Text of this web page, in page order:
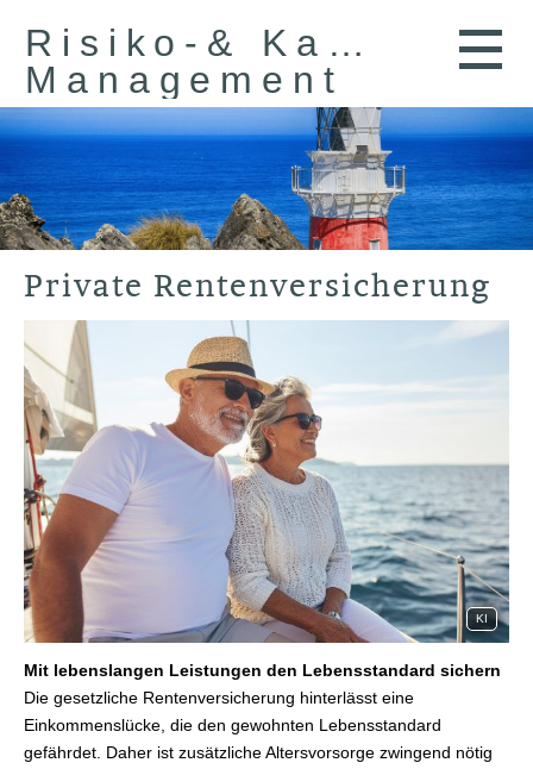
Risiko-& Kapital-
Management
Private Rentenversicherung
KI
Mit lebenslangen Leistungen den Lebensstandard sichern
Die gesetzliche Rentenversicherung hinterlässt eine
Einkommenslücke, die den gewohnten Lebensstandard
gefährdet. Daher ist zusätzliche Alters­vorsorge zwingend nötig